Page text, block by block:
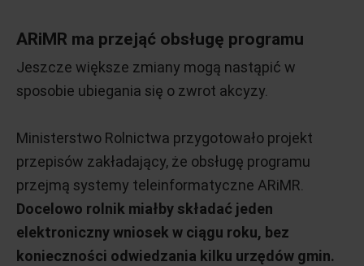
ARiMR ma przejąć obsługę programu
Jeszcze większe zmiany mogą nastąpić w
sposobie ubiegania się o zwrot akcyzy.
Ministerstwo Rolnictwa przygotowało projekt
przepisów zakładający, że obsługę programu
przejmą systemy teleinformatyczne ARiMR.
Docelowo rolnik miałby składać jeden
elektroniczny wniosek w ciągu roku, bez
konieczności odwiedzania kilku urzędów gmin.